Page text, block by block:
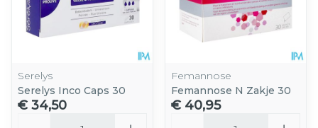
Serelys
Serelys Inco Caps 30
€ 34,50
Femannose
Femannose N Zakje 30
€ 40,95